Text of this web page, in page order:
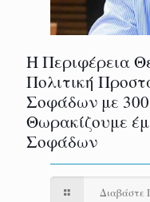
Η Περιφέρεια
Πολιτική
Σοφάδων με
Θωρακίζουμε
Σοφάδων
Διαβάστε